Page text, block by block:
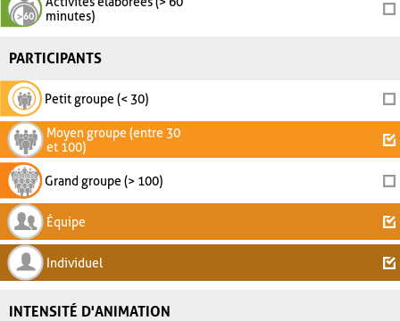
minutes)
PARTICIPANTS
Petit groupe (< 30)
Moyen groupe (entre 30
et 100)
Grand groupe (> 100)
Équipe
Individuel
INTENSITÉ D'ANIMATION